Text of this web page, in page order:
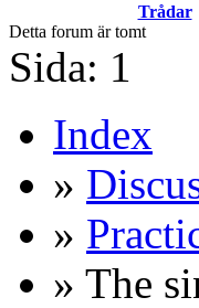
Trådar
Detta forum är tomt
Sida: 1
Index
»
»
» The